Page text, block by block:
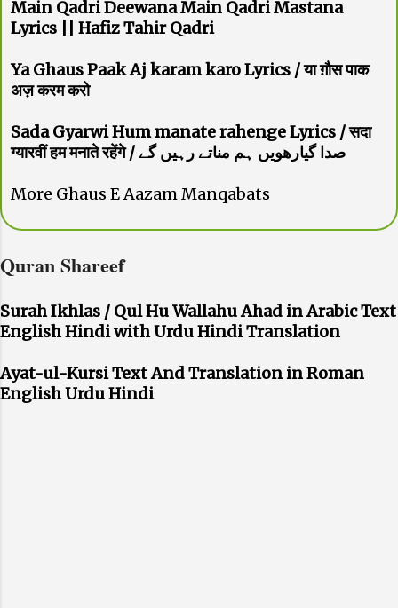
Main Qadri Deewana Main Qadri Mastana
Lyrics || Hafiz Tahir Qadri
Ya Ghaus Paak Aj karam karo Lyrics / या ग़ौस पाक
अज़ करम करो
Sada Gyarwi Hum manate rahenge Lyrics / सदा
ग्यारवीं हम मनाते रहेंगे / صدا گیارھویں ہم مناتے رہیں گے
More Ghaus E Aazam Manqabats
Quran Shareef
Surah Ikhlas / Qul Hu Wallahu Ahad in Arabic Text
English Hindi with Urdu Hindi Translation
Ayat-ul-Kursi Text And Translation in Roman
English Urdu Hindi